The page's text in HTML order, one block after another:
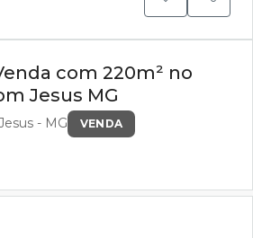
VENDA
com 220m² no
Jesus MG
- MG